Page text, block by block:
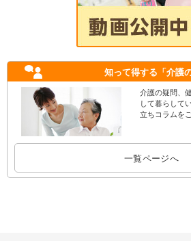
知って得する 「介護
介護の疑問、
して暮らして
立ちコラムを
一覧ページへ